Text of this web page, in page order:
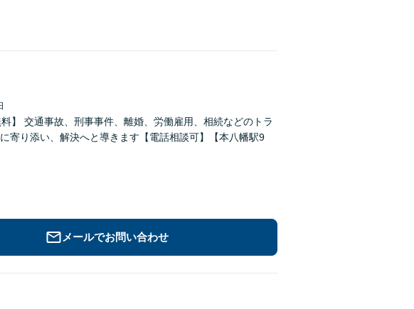
】 交通事故、刑事事件、離婚、労働雇用、相続などのトラ
寄り添い、解決へと導きます【電話相談可】【本八幡駅9
メールでお問い合わせ